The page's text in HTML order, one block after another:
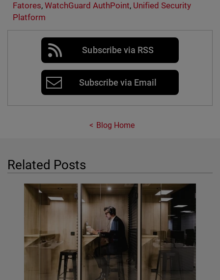
Fatores, WatchGuard AuthPoint, Unified Security
Platform
Subscribe via RSS
Subscribe via Email
Blog Home
Related Posts